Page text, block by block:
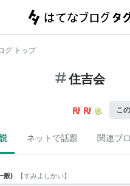
グ トップ
住吉会
こ
ネットで話題 関連ブ
般) 【すみよしかい】